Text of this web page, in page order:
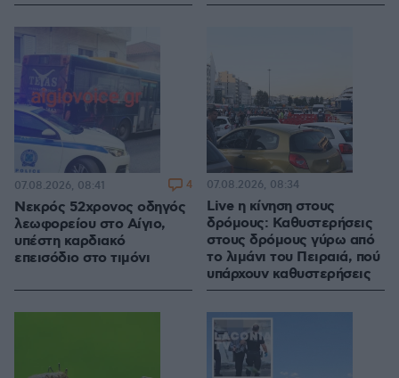
Νεκρός 52χρονος οδηγός
λεωφορείου στο Αίγιο,
υπέστη καρδιακό
επεισόδιο στο τιμόνι
07.08.2026, 08:41 4
Live η κίνηση στους
δρόμους: Καθυστερήσεις
στους δρόμους γύρω από
το λιμάνι του Πειραιά, πού
υπάρχουν καθυστερήσεις
07.08.2026, 08:34